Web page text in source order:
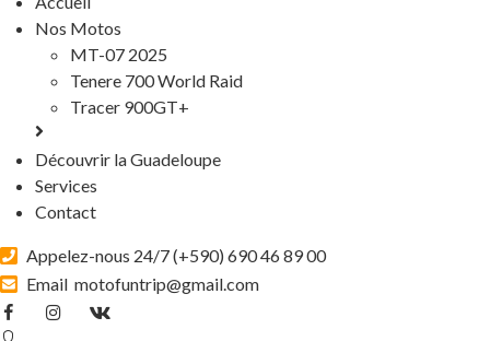
Nos Motos
MT-07 2025
Tenere 700 World Raid
Tracer 900GT+
Découvrir la Guadeloupe
Services
Contact
Appelez-nous 24/7 (+590) 690 46 89 00
Email motofuntrip@gmail.com